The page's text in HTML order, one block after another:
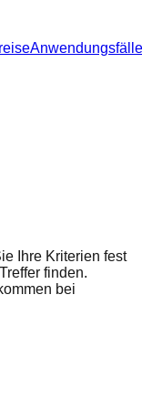
Anwendungsfälle
Ihre Kriterien fest
finden.
bei